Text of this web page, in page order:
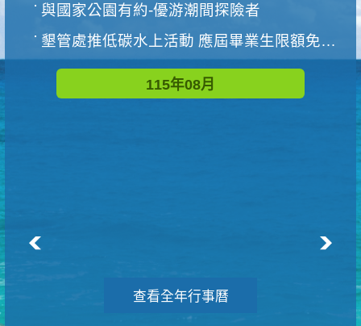
與國家公園有約-優游潮間探險者
墾管處推低碳水上活動 應屆畢業生限額免費參加
115年08月
查看全年行事曆